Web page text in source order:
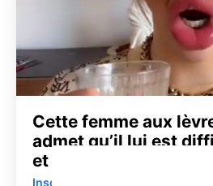
Cette femme aux
admet qu’il lui est
et de manger
Insolite